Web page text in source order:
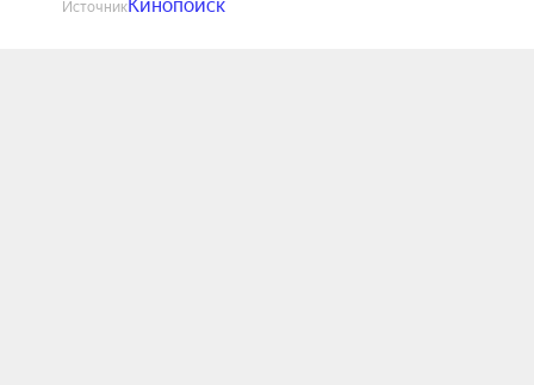
ИсточникКинопоиск